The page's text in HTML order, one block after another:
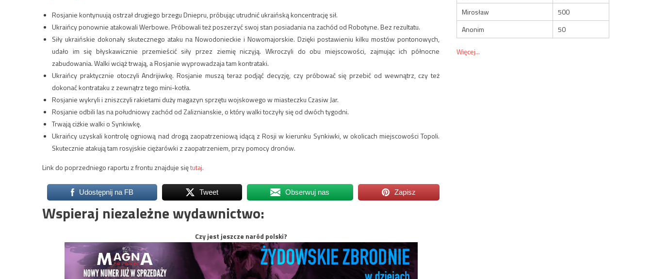
Rosjanie kontynuują ostrzał drugiego brzegu Dniepru, próbując utrudnić ukraińską koncentrację sił.
Ukraińcy ponownie atakowali Werbowe. Próbowali też poszerzyć swoj stan posiadania na zachód od Robotyne. Bez rezultatu.
Siły ukraińskie dokonały skutecznego ataku na Nowodonieckie i Nowomajorskie. Dzięki postawieniu kilku mostów pontonowych,
udało im się błyskawicznie przemieścić siły przez ziemię niczyją. Wkroczyli do obu miejscowości, zajmując ich północne
zabudowania. Walki wciąż trwają, a Rosjanie wyprowadzaja tam kontrataki.
Ukraińcy praktycznie otoczyli Andrijiwkę. Rosjanie muszą teraz podjąć decyzję, czy próbować się przebić od wewnątrz, czy też
dokonać kontrataku z zewnątrz tego mini-kotła.
Rosjanie wykryli i zniszczyli rakietami duży magazyn sprzętu wojskowego w miasteczku Czasiw Jar.
Rosjanie odbili las na południowy zachód od Zaliznianskie, o który walki toczyły się od dwóch tygodni.
Trwają ciżkie walki o Synkiwkę.
Ukraińcy uzyskali kontrolę ogniową nad drogą zaopatrzeniową idącą z Rosji w kierunku Synkiwki, w okolicach miejscowości Topoli.
Skutecznie atakują tam rosyjskie ciężarówki z zaopatrzeniem, przy pomocy dronów.
Link do poprzedniego raportu z frontu znajduje siętutaj.
Udostępnij na FB Tweet Obserwuj nas Zapisz
Wspieraj niezależne wydawnictwo:
Czy jest jeszcze naród polski?
Mirosław
500
Anonim
50
Więcej...